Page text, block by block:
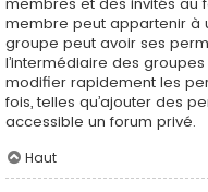
membre peut appartenir à
groupe peut avoir ses
l’intermédiaire des
modifier rapidement les
fois, telles qu’ajouter des
accessible un forum privé.
Haut